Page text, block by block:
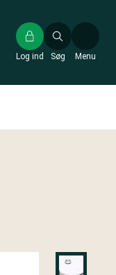
Søg
Log ind Menu